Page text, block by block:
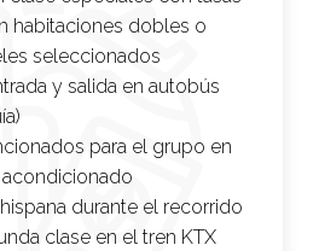
habitaciones dobles o
seleccionados
y salida en autobús
para el grupo en
durante el recorrido
clase en el tren KTX